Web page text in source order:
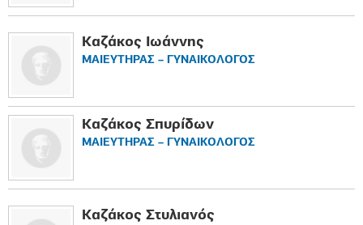
Καζάκος Ιωάννης
ΜΑΙΕΥΤΗΡΑΣ – ΓΥΝΑΙΚΟΛΟΓΟΣ
Καζάκος Σπυρίδων
ΜΑΙΕΥΤΗΡΑΣ – ΓΥΝΑΙΚΟΛΟΓΟΣ
Καζάκος Στυλιανός